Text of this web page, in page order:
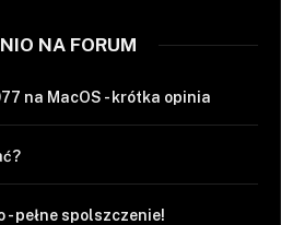
NA FORUM
na MacOS - krótka opinia
pełne spolszczenie!